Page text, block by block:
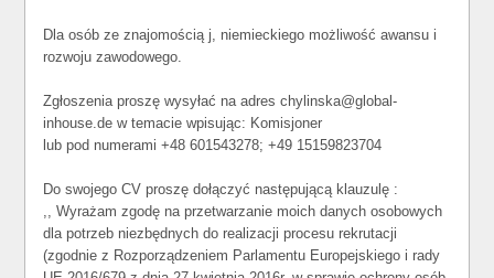
Dla osób ze znajomością j, niemieckiego możliwość awansu i
rozwoju zawodowego.
Zgłoszenia proszę wysyłać na adres chylinska@global-
inhouse.de w temacie wpisując: Komisjoner
lub pod numerami +48 601543278; +49 15159823704
Do swojego CV proszę dołączyć następującą klauzulę :
,, Wyrażam zgodę na przetwarzanie moich danych osobowych
dla potrzeb niezbędnych do realizacji procesu rekrutacji
(zgodnie z Rozporządzeniem Parlamentu Europejskiego i rady